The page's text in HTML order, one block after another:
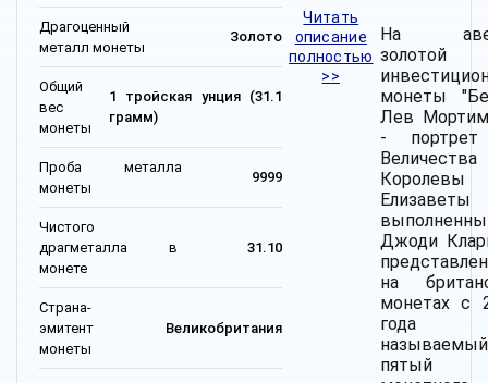
Драгоценный
металл монеты
Золото
Общий
вес
монеты
1 тройская унция (31.1
грамм)
Проба металла
монеты
9999
Чистого
драгметалла в
монете
31.10
Страна-
эмитент
монеты
Великобритания
Читать
описание
полностью
>>
На
золотой
монеты
Лев
-
Величества
Королевы
Джоди
на
монетах с
года
называемый
пятый